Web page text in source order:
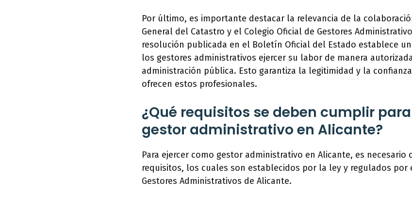
Por último, es importante destacar la relevancia de la
General del Catastro y el Colegio Oficial de Gestores
resolución publicada en el Boletín Oficial del Estado establece
los gestores administrativos ejercer su labor de manera
administración pública. Esto garantiza la legitimidad y la
ofrecen estos profesionales.
¿Qué requisitos se deben cumplir
gestor administrativo en Alicante?
Para ejercer como gestor administrativo en Alicante, es necesario
requisitos, los cuales son establecidos por la ley y regulados por
Gestores Administrativos de Alicante.